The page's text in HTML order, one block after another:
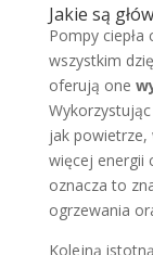
Jakie są
Pompy
wszystkim
oferują one
jak
więcej energii
oznacza to
ogrzewania
Kolejną